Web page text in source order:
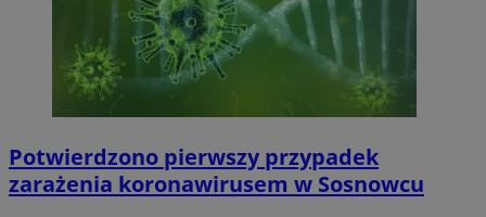
Potwierdzono pierwszy przypadek
zarażenia koronawirusem w Sosnowcu